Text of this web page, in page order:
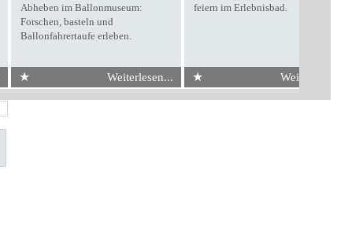
Abheben im Ballonmuseum:
Forschen, basteln und
Ballonfahrertaufe erleben.
★ Weiterlesen...
feiern im Erlebnisbad.
★